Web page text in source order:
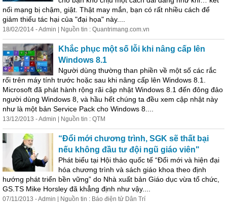
nối mạng bị chậm, giật. Thật may mắn, bạn có rất nhiều cách để
giảm thiểu tác hại của "đại họa" này....
18/02/2014 - Admin | Nguồn tin : Quantrimang.com.vn
Khắc phục một số lỗi khi nâng cấp lên
Windows 8.1
Người dùng thường than phiền về một số các rắc
rối trên máy tính trước hoặc sau khi nâng cấp lên Windows 8.1.
Microsoft đã phát hành rộng rãi cập nhật Windows 8.1 đến đông đảo
người dùng Windows 8, và hầu hết chúng ta đều xem cập nhật này
như là một bản Service Pack cho Windows 8....
13/12/2013 - Admin | Nguồn tin : QTM
“Đổi mới chương trình, SGK sẽ thất bại
nếu không đầu tư đội ngũ giáo viên"
Phát biểu tại Hội thảo quốc tế “Đổi mới và hiện đại
hóa chương trình và sách giáo khoa theo định
hướng phát triển bền vững” do Nhà xuất bản Giáo dục vừa tổ chức,
GS.TS Mike Horsley đã khẳng định như vậy....
07/11/2013 - Admin | Nguồn tin : Báo điện tử Dân Trí